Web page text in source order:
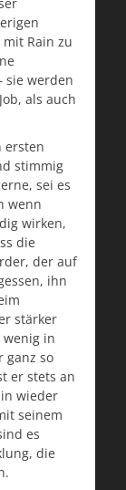
Rain zu
sie werden
als auch
ersten
stimmig
sei es
wenn
wirken,
die
der auf
ihn
stärker
in
ganz so
er stets an
wieder
seinem
es
die